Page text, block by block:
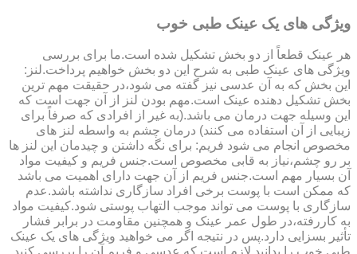
ویژگی های یک عینک طبی خوب
هر عینک قطعاً از دو بخش تشکیل شده است.ما برای بررسی
ویژگی های عینک طبی به شرح این دو بخش خواهیم پرداخت.لنز:
این بخش که به آن عدسی نیز گفته می شود،در حقیقت مهم ترین
بخش تشکیل دهنده عینک است.مهم بودن لنز از آن جهت است که
این وسیله جهت درمان می باشد.(به غیر از افرادی که صرفاً برای
زیبایی از آن استفاده می کنند) درمان چشم به واسطه لنز های
مخصوص انجام می شود فریم: برای نگه داشتن و چیدمان این لنز ها
بر رو چشم،نیاز به قابی مخصوص است.جنس فریم و کیفیت مواد
آن بسیار مهم است.جنس فریم از آن جهت دارای اهمیت می باشد
که ممکن است با پوست برخی افراد سازگاری نداشته باشد.عدم
سازگاری با پوست می تواند موجب التهاب پوستی شود.کیفیت مواد
به کاررفته،در طول عمر عینک و همچنین مقاومت در برابر فشار
تأثیر بسزایی دارد.پس در نتیجه اگر می خواهید ویژگی های یک عینک